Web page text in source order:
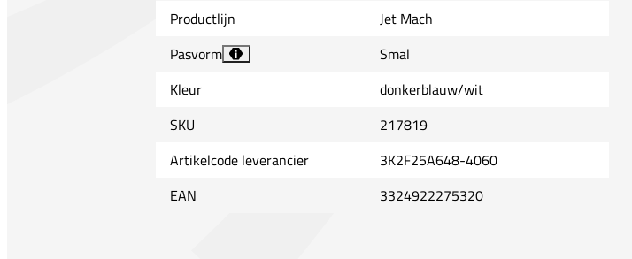
Productlijn
Jet Mach
Pasvorm
i
Smal
Kleur
donkerblauw/wit
SKU
217819
Artikelcode leverancier
3K2F25A648-4060
EAN
3324922275320